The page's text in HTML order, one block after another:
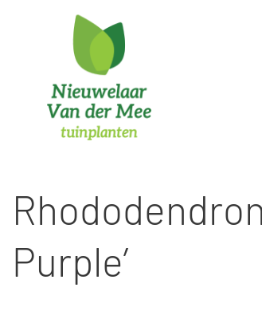
Rhododendron
Purple’